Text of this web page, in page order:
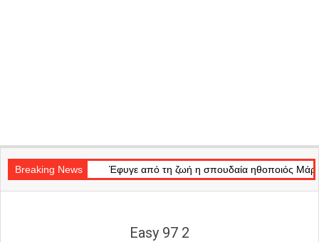
Navigation
Menu
Breaking News
of Light» Έφυγε από τη ζωή η σπουδαία ηθοποιός Μάρω Κοντού
Easy 97 2